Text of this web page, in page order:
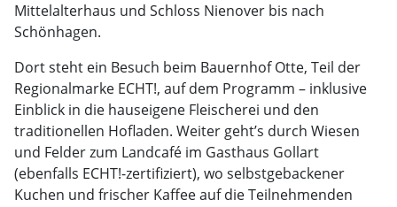
Mittelalterhaus und Schloss Nienover bis nach
Schönhagen.
Dort steht ein Besuch beim Bauernhof Otte, Teil der
Regionalmarke ECHT!, auf dem Programm – inklusive
Einblick in die hauseigene Fleischerei und den
traditionellen Hofladen. Weiter geht’s durch Wiesen
und Felder zum Landcafé im Gasthaus Gollart
(ebenfalls ECHT!-zertifiziert), wo selbstgebackener
Kuchen und frischer Kaffee auf die Teilnehmenden